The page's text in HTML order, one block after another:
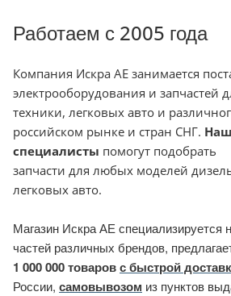
Работаем с 2005 года
Компания Искра АЕ занимается
электрооборудования и запчастей
техники, легковых авто и
российском рынке и стран СНГ.
специалисты помогут подобрать
запчасти для любых моделей
легковых авто.
Магазин Искра АЕ специализируется
частей различных брендов,
1 000 000 товаровс быстрой
России, самовывозом из пунктов